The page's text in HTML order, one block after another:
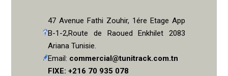
47 Avenue Fathi Zouhir, 1ére Etage App
B-1-2,Route de Raoued Enkhilet 2083
Ariana Tunisie.
Email: commercial@tunitrack.com.tn
FIXE: +216 70 935 078